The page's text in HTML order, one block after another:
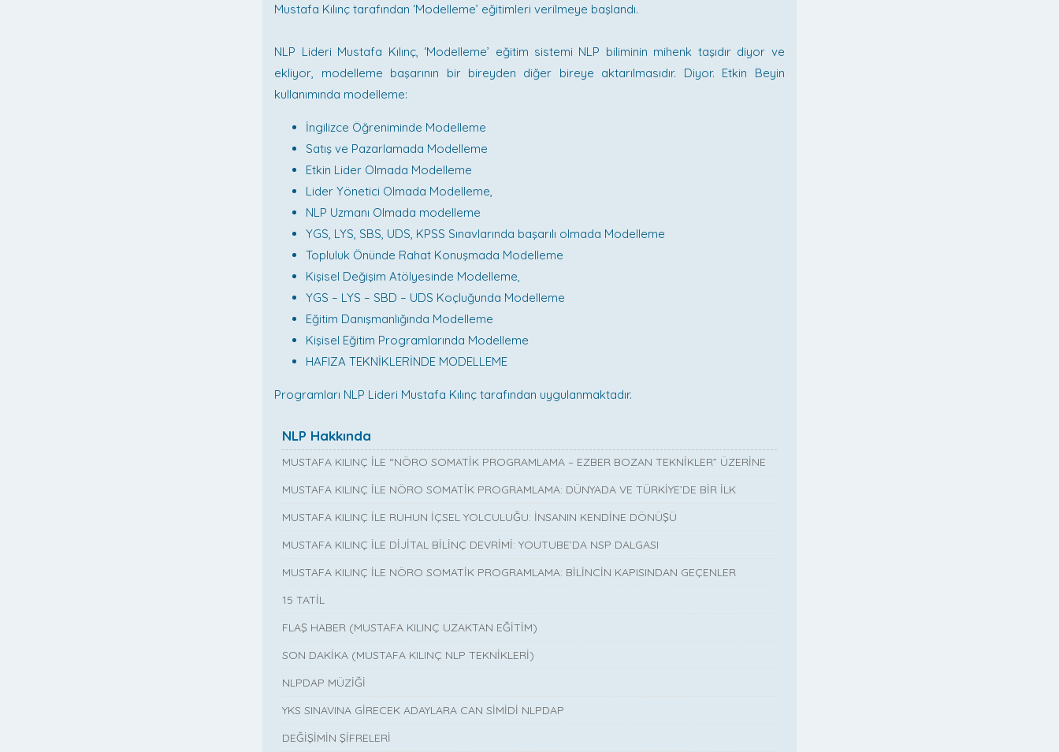
Mustafa Kılınç tarafından ‘Modelleme’ eğitimleri verilmeye başlandı.
NLP Lideri Mustafa Kılınç, ‘Modelleme’ eğitim sistemi NLP biliminin mihenk taşıdır diyor ve
ekliyor, modelleme başarının bir bireyden diğer bireye aktarılmasıdır. Diyor. Etkin Beyin
kullanımında modelleme:
İngilizce Öğreniminde Modelleme
Satış ve Pazarlamada Modelleme
Etkin Lider Olmada Modelleme
Lider Yönetici Olmada Modelleme,
NLP Uzmanı Olmada modelleme
YGS, LYS, SBS, UDS, KPSS Sınavlarında başarılı olmada Modelleme
Topluluk Önünde Rahat Konuşmada Modelleme
Kişisel Değişim Atölyesinde Modelleme,
YGS – LYS – SBD – UDS Koçluğunda Modelleme
Eğitim Danışmanlığında Modelleme
Kişisel Eğitim Programlarında Modelleme
HAFIZA TEKNİKLERİNDE MODELLEME
Programları NLP Lideri Mustafa Kılınç tarafından uygulanmaktadır.
NLP Hakkında
MUSTAFA KILINÇ İLE “NÖRO SOMATİK PROGRAMLAMA – EZBER BOZAN TEKNİKLER” ÜZERİNE
MUSTAFA KILINÇ İLE NÖRO SOMATİK PROGRAMLAMA: DÜNYADA VE TÜRKİYE’DE BİR İLK
MUSTAFA KILINÇ İLE RUHUN İÇSEL YOLCULUĞU: İNSANIN KENDİNE DÖNÜŞÜ
MUSTAFA KILINÇ İLE DİJİTAL BİLİNÇ DEVRİMİ: YOUTUBE’DA NSP DALGASI
MUSTAFA KILINÇ İLE NÖRO SOMATİK PROGRAMLAMA: BİLİNCİN KAPISINDAN GEÇENLER
15 TATİL
FLAŞ HABER (MUSTAFA KILINÇ UZAKTAN EĞİTİM)
SON DAKİKA (MUSTAFA KILINÇ NLP TEKNİKLERİ)
NLPDAP MÜZİĞİ
YKS SINAVINA GİRECEK ADAYLARA CAN SİMİDİ NLPDAP
DEĞİŞİMİN ŞİFRELERİ